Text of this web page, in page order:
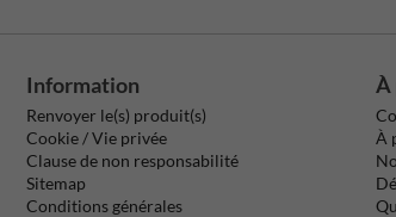
Information
Renvoyer le(s) produit(s)
Cookie / Vie privée
Clause de non responsabilité
Sitemap
Conditions générales
À
À